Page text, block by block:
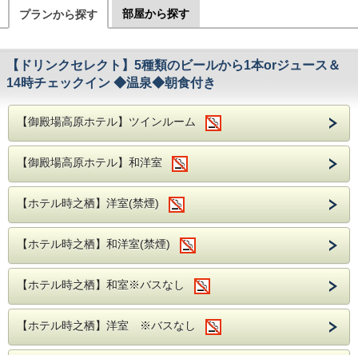
プランから探す 部屋から探す
【ドリンクセレクト】5種類のビールから1本orジュース＆
14時チェックイン ◆温泉◆朝食付き
【御殿場高原ホテル】ツインルーム
【御殿場高原ホテル】和洋室
【ホテル時之栖】洋室(禁煙)
【ホテル時之栖】和洋室(禁煙)
【ホテル時之栖】和室※バスなし
【ホテル時之栖】洋室 ※バスなし